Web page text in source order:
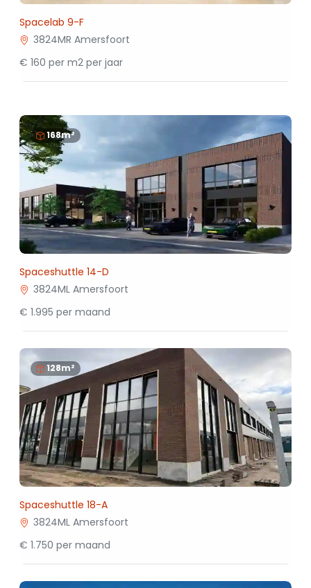
Spacelab 9-F
3824MR Amersfoort
€ 160 per m2 per jaar
168m²
Spaceshuttle 14-D
3824ML Amersfoort
€ 1.995 per maand
128m²
Spaceshuttle 18-A
3824ML Amersfoort
€ 1.750 per maand